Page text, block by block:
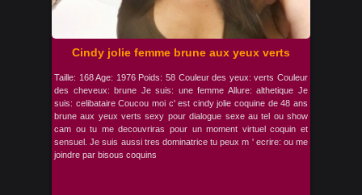
Cindy jolie femme brune aux yeux verts
Taille: 168 Age: 1976 Poids: 58 Couleur des yeux: verts Couleur
des cheveux: brune Je suis: une femme Allure: althetique Je
suis: celibataire Coucou moi c' est cindy jolie coquine de 48 ans
brune aux yeux verts sexy pour dialogue sexe au tel ou show
cam ou tu me decouvriras pour un moment virtuel coquin et
sensuel. Je suis aussi tres dominatrice tu peux m ' ecrire: ou me
joindre par bisous coquins